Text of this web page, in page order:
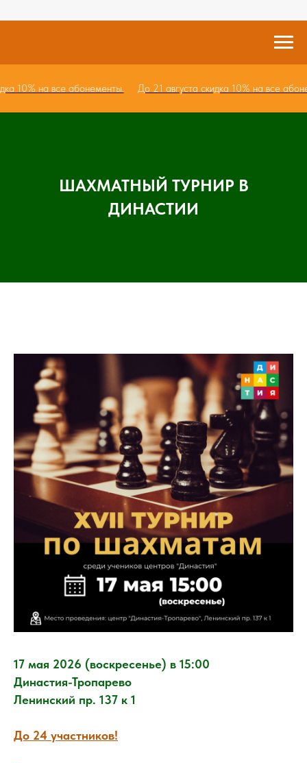
10% на все абонементы. До 21 августа скидка 10% на все
ШАХМАТНЫЙ ТУРНИР В
ДИНАСТИИ
17 мая 2026 (воскресенье) в 15:00
Династия-Тропарево
Ленинский пр. 137 к 1
До 24 участников!